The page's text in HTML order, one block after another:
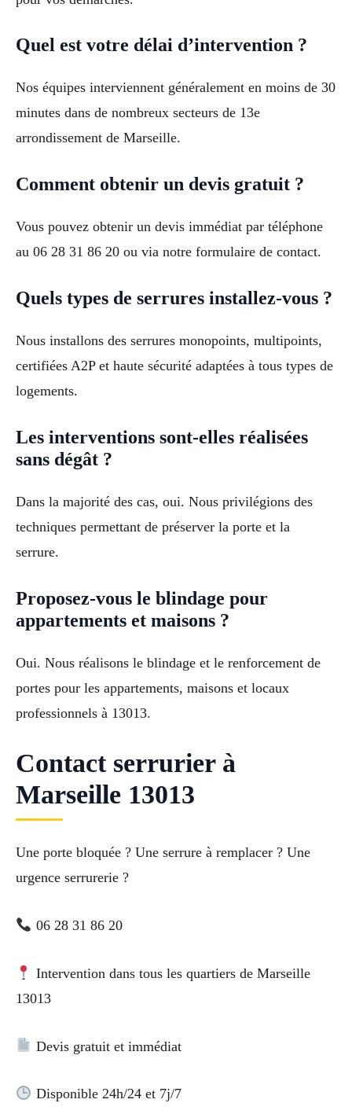
Quel est votre délai d’intervention ?
Nos équipes interviennent généralement en moins de 30
minutes dans de nombreux secteurs de 13e
arrondissement de Marseille.
Comment obtenir un devis gratuit ?
Vous pouvez obtenir un devis immédiat par téléphone
au 06 28 31 86 20 ou via notre formulaire de contact.
Quels types de serrures installez-vous ?
Nous installons des serrures monopoints, multipoints,
certifiées A2P et haute sécurité adaptées à tous types de
logements.
Les interventions sont-elles réalisées
sans dégât ?
Dans la majorité des cas, oui. Nous privilégions des
techniques permettant de préserver la porte et la
serrure.
Proposez-vous le blindage pour
appartements et maisons ?
Oui. Nous réalisons le blindage et le renforcement de
portes pour les appartements, maisons et locaux
professionnels à 13013.
Contact serrurier à
Marseille 13013
Une porte bloquée ? Une serrure à remplacer ? Une
urgence serrurerie ?
06 28 31 86 20
Intervention dans tous les quartiers de Marseille
13013
Devis gratuit et immédiat
Disponible 24h/24 et 7j/7